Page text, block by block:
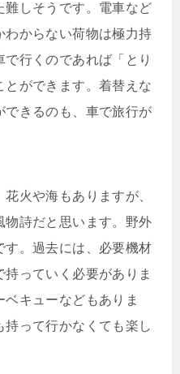
難しそうです。電車など
わからない荷物は極力持
行くのであれば「とり
ができます。着替えな
できるのも、車で旅行が
火や海もありますが、
詩だと思います。野外
す。過去には、必要機材
っていく必要がありま
キューなどもありま
って行かなくても楽し